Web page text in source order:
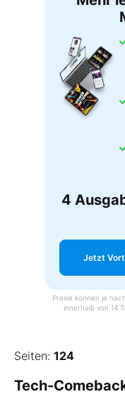
4
Jetzt
Preise können je
innerhalb von 14
Seiten: 124
Tech-